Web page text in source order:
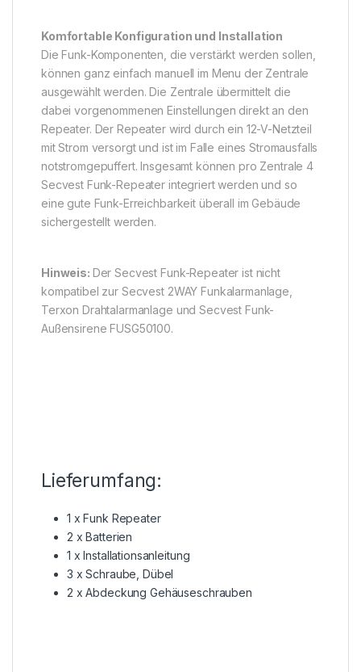
Komfortable Konfiguration und Installation
Die Funk-Komponenten, die verstärkt werden sollen,
können ganz einfach manuell im Menu der Zentrale
ausgewählt werden. Die Zentrale übermittelt die
dabei vorgenommenen Einstellungen direkt an den
Repeater. Der Repeater wird durch ein 12-V-Netzteil
mit Strom versorgt und ist im Falle eines Stromausfalls
notstromgepuffert. Insgesamt können pro Zentrale 4
Secvest Funk-Repeater integriert werden und so
eine gute Funk-Erreichbarkeit überall im Gebäude
sichergestellt werden.
Hinweis: Der Secvest Funk-Repeater ist nicht
kompatibel zur Secvest 2WAY Funkalarmanlage,
Terxon Drahtalarmanlage und Secvest Funk-
Außensirene FUSG50100.
Lieferumfang:
1 x Funk Repeater
2 x Batterien
1 x Installationsanleitung
3 x Schraube, Dübel
2 x Abdeckung Gehäuseschrauben